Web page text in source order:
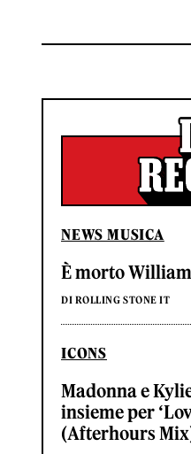
NEWS MUSICA
È morto
DI ROLLING STONE IT
ICONS
Madonna e
insieme per
(Afterhours